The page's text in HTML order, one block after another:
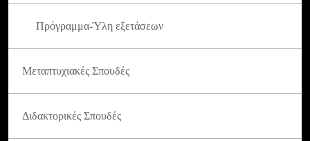
Πρόγραμμα-Ύλη εξετάσεων
Μεταπτυχιακές Σπουδές
Διδακτορικές Σπουδές